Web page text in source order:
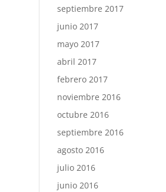
septiembre 2017
junio 2017
mayo 2017
abril 2017
febrero 2017
noviembre 2016
octubre 2016
septiembre 2016
agosto 2016
julio 2016
junio 2016